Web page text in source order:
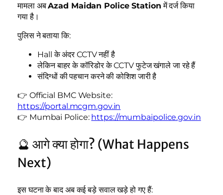
मामला अबAzad Maidan Police Station में दर्ज किया
गया है।
पुलिस ने बताया कि:
Hall के अंदर CCTV नहीं है
लेकिन बाहर के कॉरिडोर के CCTV फुटेज खंगाले जा रहे हैं
संदिग्धों की पहचान करने की कोशिश जारी है
👉 Official BMC Website:
https://portal.mcgm.gov.in
👉 Mumbai Police: https://mumbaipolice.gov.in
🔮 आगे क्या होगा? (What Happens
Next)
इस घटना के बाद अब कई बड़े सवाल खड़े हो गए हैं: